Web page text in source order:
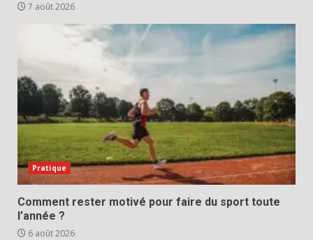
7 août 2026
Pratique
Comment rester motivé pour faire du sport toute
l’année ?
6 août 2026